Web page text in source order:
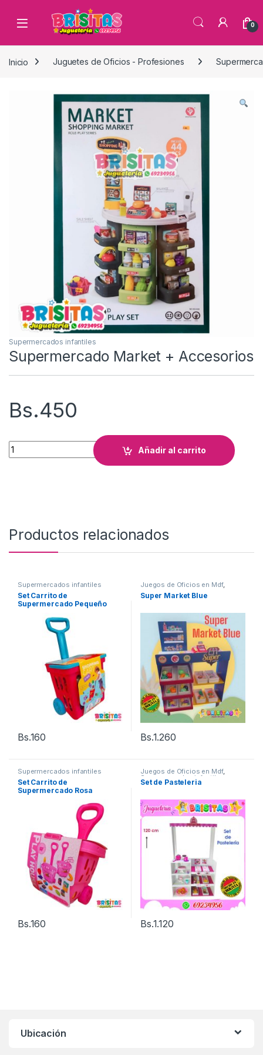
0
Inicio Juguetes de Oficios - Profesiones
Supermercados infantiles
Supermercado Market + Accesorios
Bs.450
Supermercado Market + Accesorios cantidad
Añadir al carrito
Productos relacionados
Supermercados infantiles
Set Carrito de
Supermercado Pequeño
Bs.160
Juegos de Oficios en Mdf,
Supermercados infantiles
Super Market Blue
Bs.1.260
Supermercados infantiles
Set Carrito de
Supermercado Rosa
Bs.160
Juegos de Oficios en Mdf,
Supermercados infantiles
Set de Pasteleria
Bs.1.120
Ubicación